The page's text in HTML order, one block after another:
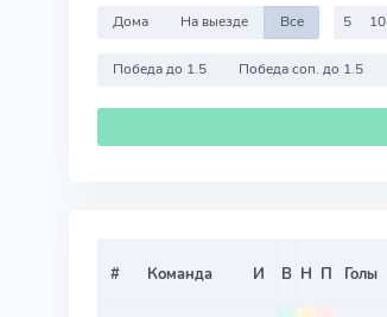
Дома На выезде Все 5 10
Победа до 1.5 Победа соп. до 1.5
# Команда И В Н П Голы